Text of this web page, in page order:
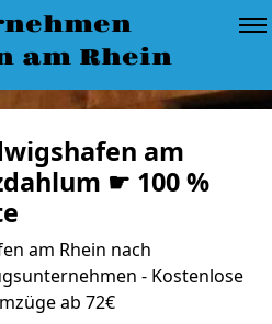
am Rhein
am
☛ 100 %
am Rhein nach
- Kostenlose
ab 72€